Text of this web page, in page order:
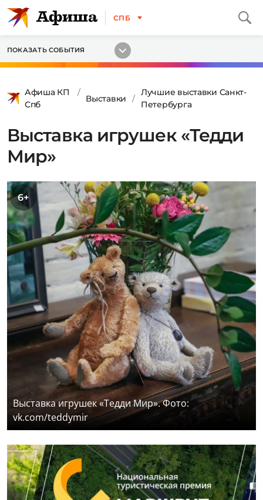
СПБ
ПОКАЗАТЬ СОБЫТИЯ
Афиша КП
Спб
Выставки
Лучшие выставки Санкт-
Петербурга
Выставка игрушек «Тедди
Мир»
6+
Выставка игрушек «Тедди Мир». Фото:
vk.com/teddymir